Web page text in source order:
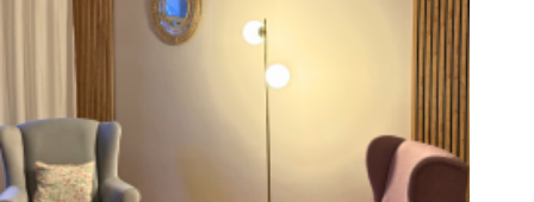
Grupa wsparcia:Wspólna motywacja i system „ascezy”, który
pomoże Ci wytrwać w postanowieniu.
INWESTYCJA W SIEBIE